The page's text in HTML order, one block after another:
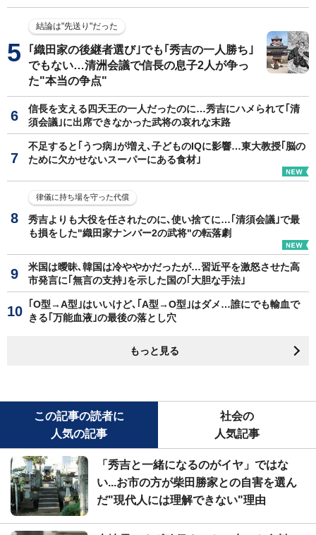
結論は"先送り"だった
｢織田家の後継者選び｣でも｢秀吉の一人勝ち｣
でもない…清洲会議で信長の息子2人が争っ
た"本当の争点"
信長を支える四天王の一人だったのに…秀吉にハメられて｢清
須会議｣に出席できなかった武将の哀れな末路
不足すると｢うつ病｣が増え､子どものIQに影響…東大教授｢脳の
ために欠かせないスーパーにある食材｣
律儀に持ち場を守った代償
秀吉よりも大役を任されたのに､使い捨てに…｢清須会議｣で最
も損をした"織田家ナンバー2の武将"の転落劇
米国は曖昧､韓国は冷ややかだったが…習近平を激怒させた高
市発言に｢無言の支持｣を示した国の｢大胆な手法｣
｢O型→A型｣はいいけど､｢A型→O型｣はダメ…誰にでも輸血で
きる｢万能血液｣の最後の落とし穴
もっと見る
この記事の読者に
人気の記事
社会の
人気記事
「秀吉と一緒になるのがイヤ」ではな
い...お市の方が柴田勝家との自害を選ん
だ"現代人には理解できない"理由